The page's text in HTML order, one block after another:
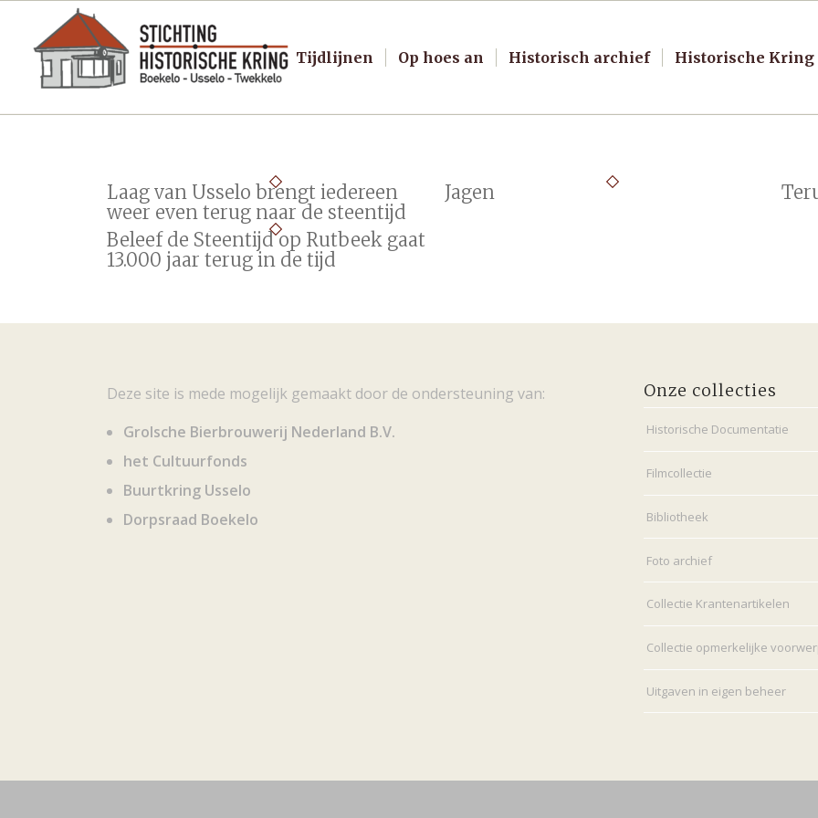
Tijdlijnen Op hoes an Historisch archief Historische Kring
Laag van Usselo brengt iedereen
weer even terug naar de steentijd
Jagen
Beleef de Steentijd op Rutbeek gaat
13.000 jaar terug in de tijd
Deze site is mede mogelijk gemaakt door de ondersteuning van:
Grolsche Bierbrouwerij Nederland B.V.
het Cultuurfonds
Buurtkring Usselo
Dorpsraad Boekelo
Onze collecties
Historische Documentatie
Filmcollectie
Bibliotheek
Foto archief
Collectie Krantenartikelen
Collectie opmerkelijke
Uitgaven in eigen beheer